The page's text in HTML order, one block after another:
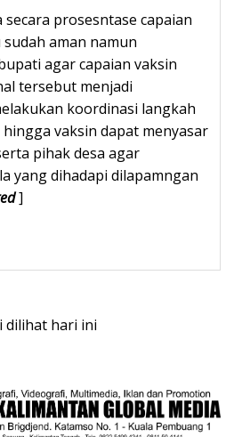
prosesntase capaian
aman namun
agar capaian vaksin
tersebut menjadi
koordinasi langkah
vaksin dapat menyasar
pihak desa agar
yang dihadapi dilapamngan
]
dilihat hari ini